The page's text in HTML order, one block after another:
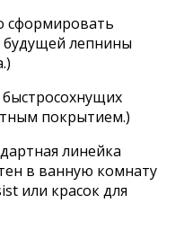
сформировать
лепнины
покрытием.)
линейка
в ванную комнату
или красок для